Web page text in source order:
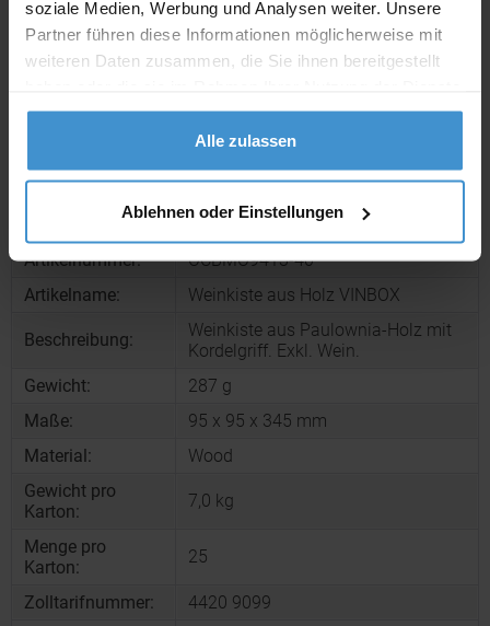
soziale Medien, Werbung und Analysen weiter. Unsere
Partner führen diese Informationen möglicherweise mit
weiteren Daten zusammen, die Sie ihnen bereitgestellt
gesammelt haben.
Alle zulassen
Ablehnen oder Einstellungen
der Produktion:
Artikel ohne Werbeanbringung: ca. 3 - 5 Werktage
Produktinformationen zu diesem Werbeartikel
Artikelnummer:
OCBMO9413-40
Artikelname:
Weinkiste aus Holz VINBOX
Beschreibung:
Weinkiste aus Paulownia-Holz mit
Kordelgriff. Exkl. Wein.
Gewicht:
287 g
Maße:
95 x 95 x 345 mm
Material:
Wood
Gewicht pro
Karton:
7,0 kg
Menge pro
Karton:
25
Zolltarifnummer:
4420 9099